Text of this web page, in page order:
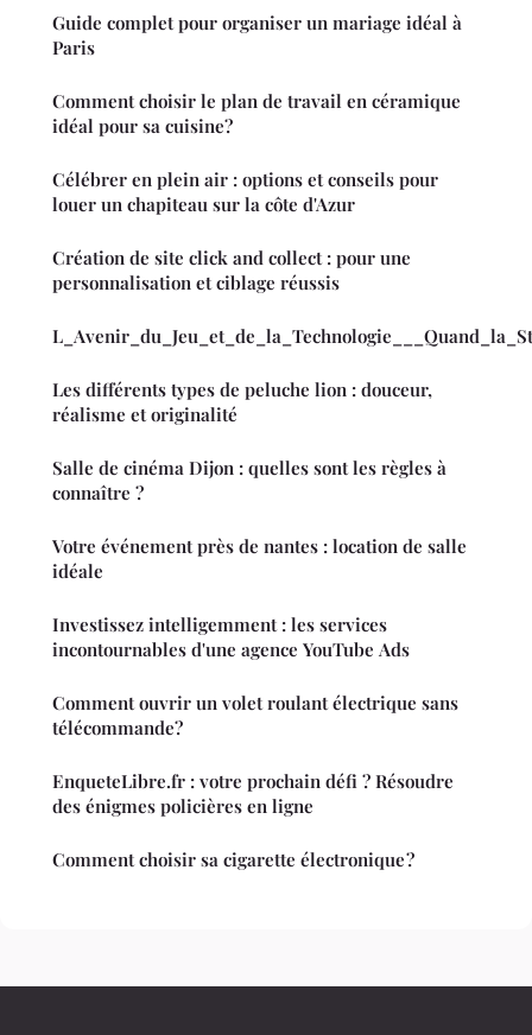
Guide complet pour organiser un mariage idéal à
Paris
Comment choisir le plan de travail en céramique
idéal pour sa cuisine?
Célébrer en plein air : options et conseils pour
louer un chapiteau sur la côte d'Azur
Création de site click and collect : pour une
personnalisation et ciblage réussis
Les différents types de peluche lion : douceur,
réalisme et originalité
Salle de cinéma Dijon : quelles sont les règles à
connaître ?
Votre événement près de nantes : location de salle
idéale
Investissez intelligemment : les services
incontournables d'une agence YouTube Ads
Comment ouvrir un volet roulant électrique sans
télécommande?
EnqueteLibre.fr : votre prochain défi ? Résoudre
des énigmes policières en ligne
Comment choisir sa cigarette électronique ?